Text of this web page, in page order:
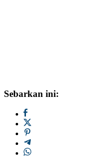
Sebarkan ini: